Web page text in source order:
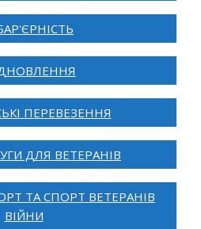
ПЕРЕВЕЗЕННЯ
ДЛЯ ВЕТЕРАНІВ
ТА СПОРТ ВЕТЕРАНІВ
ВІЙНИ